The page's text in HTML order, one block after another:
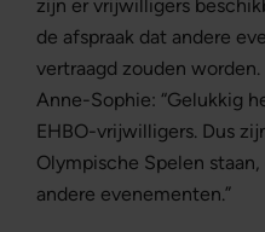
zijn er vrijwilligers
de afspraak dat andere
vertraagd zouden
Anne-Sophie: “Gelukkig
EHBO-vrijwilligers. Dus
Olympische Spelen
andere evenementen.”